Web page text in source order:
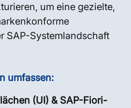
um eine gezielte,
SAP-Systemlandschaft
umfassen:
(UI) & SAP-Fiori-